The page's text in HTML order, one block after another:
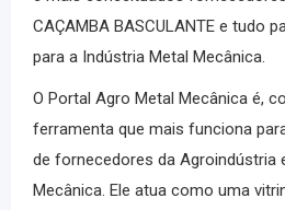
CAÇAMBA BASCULANTE e tudo
para a Indústria Metal Mecânica.
O Portal Agro Metal Mecânica é,
ferramenta que mais funciona
de fornecedores da Agroindústria
Mecânica. Ele atua como uma